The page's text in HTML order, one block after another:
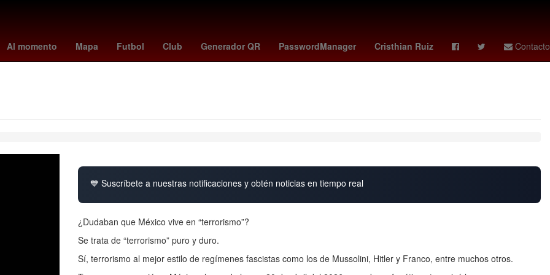
Al momento Mapa Futbol Club Generador QR PasswordManager Cristhian Ruiz Contacto
metroid prime 4 cuando juega colombia Puebla de Zaragoza Pozole Napoli vs Tecate Nuevo Laredo
💙 Suscríbete a nuestras notificaciones y obtén noticias en tiempo real
¿Dudaban que México vive en “terrorismo”?
Se trata de “terrorismo” puro y duro.
Sí, terrorismo al mejor estilo de regímenes fascistas como los de Mussolini, Hitler y Franco, entre muchos otros.